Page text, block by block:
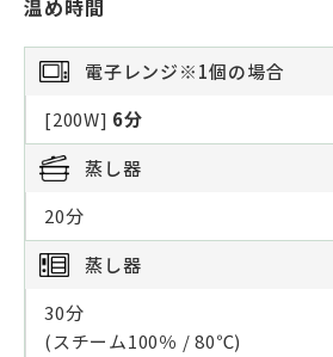
温め時間
電子レンジ※1個の場合
[200W] 6分
蒸し器
20分
蒸し器
30分
(スチーム100％ / 80℃)